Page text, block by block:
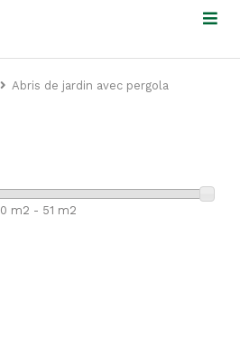
Abris de jardin avec pergola
0 m2 - 51 m2